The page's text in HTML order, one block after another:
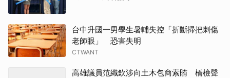
台中升國一男學生暑輔失控「折斷掃把刺傷
老師眼」 恐害失明
CTWANT
高雄議員范織欽涉向土木包商索賄 橋檢聲